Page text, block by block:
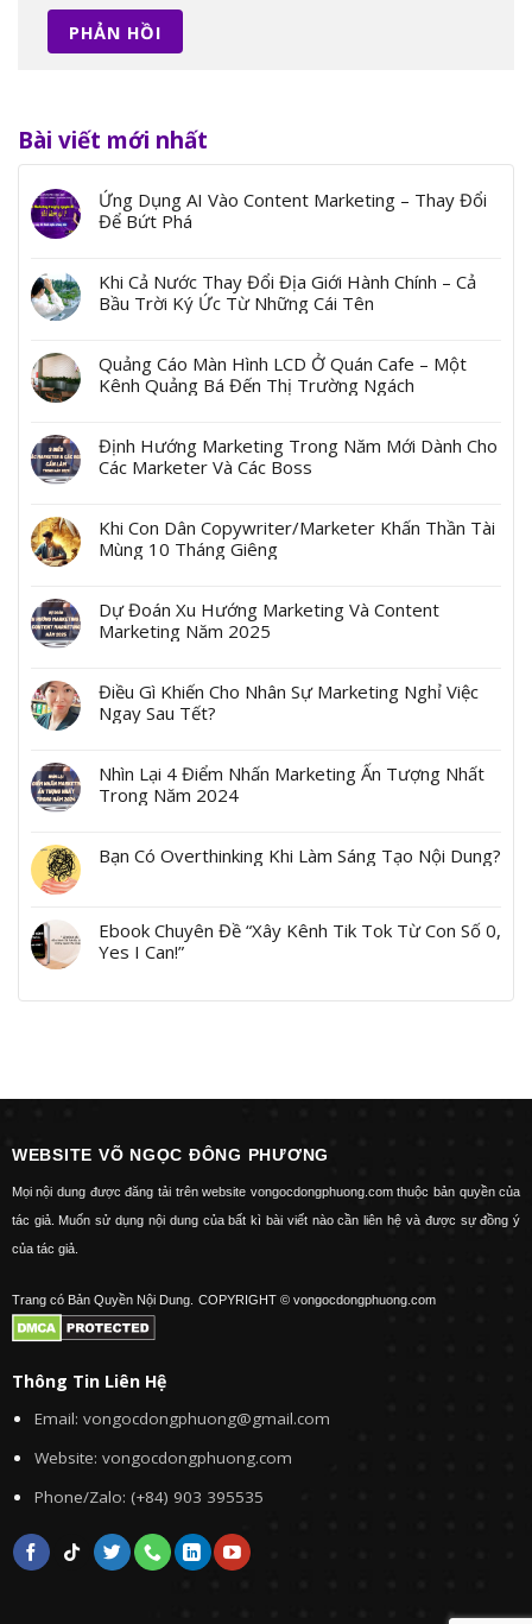
Bài viết mới nhất
Ứng Dụng AI Vào Content Marketing – Thay Đổi
Để Bứt Phá
Khi Cả Nước Thay Đổi Địa Giới Hành Chính – Cả
Bầu Trời Ký Ức Từ Những Cái Tên
Quảng Cáo Màn Hình LCD Ở Quán Cafe – Một
Kênh Quảng Bá Đến Thị Trường Ngách
Định Hướng Marketing Trong Năm Mới Dành Cho
Các Marketer Và Các Boss
Khi Con Dân Copywriter/Marketer Khấn Thần Tài
Mùng 10 Tháng Giêng
Dự Đoán Xu Hướng Marketing Và Content
Marketing Năm 2025
Điều Gì Khiến Cho Nhân Sự Marketing Nghỉ Việc
Ngay Sau Tết?
Nhìn Lại 4 Điểm Nhấn Marketing Ấn Tượng Nhất
Trong Năm 2024
Bạn Có Overthinking Khi Làm Sáng Tạo Nội Dung?
Ebook Chuyên Đề “Xây Kênh Tik Tok Từ Con Số 0,
Yes I Can!”
WEBSITE VÕ NGỌC ĐÔNG PHƯƠNG
Mọi nội dung được đăng tải trên website vongocdongphuong.com thuộc bản quyền của
tác giả. Muốn sử dụng nội dung của bất kì bài viết nào cần liên hệ và được sự đồng ý
của tác giả.
Trang có Bản Quyền Nội Dung. COPYRIGHT © vongocdongphuong.com
Thông Tin Liên Hệ
Email: vongocdongphuong@gmail.com
Website: vongocdongphuong.com
Phone/Zalo: (+84) 903 395535